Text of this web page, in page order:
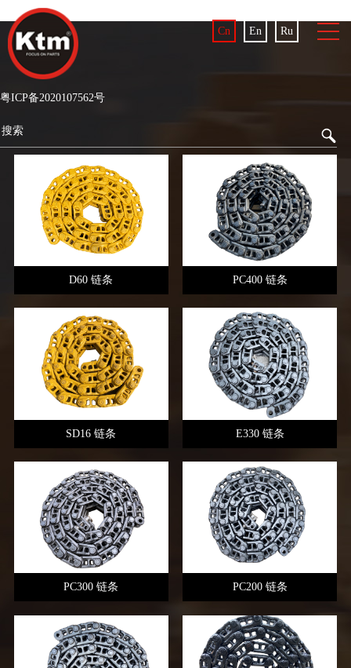
Cn En Ru
粤ICP备2020107562号
D60 链条 PC400 链条
SD16 链条 E330 链条
PC300 链条 PC200 链条